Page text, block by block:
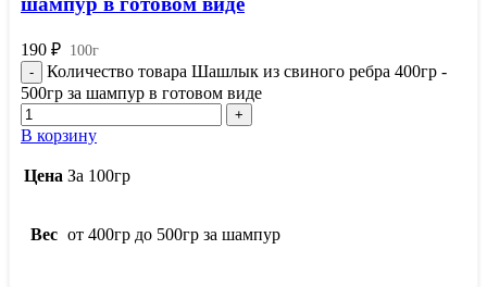
190 ₽ 100г
Количество товара Шашлык из свиного ребра 400гр -
500гр за шампур в готовом виде
В корзину
Цена За 100гр
Вес от 400гр до 500гр за шампур